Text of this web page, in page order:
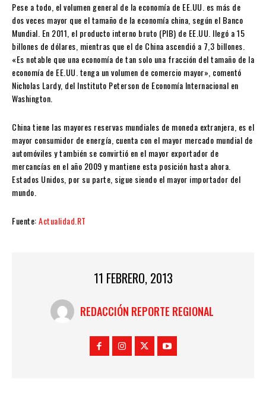
Pese a todo, el volumen general de la economía de EE.UU. es más de
dos veces mayor que el tamaño de la economía china, según el Banco
Mundial. En 2011, el producto interno bruto (PIB) de EE.UU. llegó a 15
billones de dólares, mientras que el de China ascendió a 7,3 billones.
«Es notable que una economía de tan solo una fracción del tamaño de la
economía de EE.UU. tenga un volumen de comercio mayor», comentó
Nicholas Lardy, del Instituto Peterson de Economía Internacional en
Washington.
China tiene las mayores reservas mundiales de moneda extranjera, es el
mayor consumidor de energía, cuenta con el mayor mercado mundial de
automóviles y también se convirtió en el mayor exportador de
mercancías en el año 2009 y mantiene esta posición hasta ahora.
Estados Unidos, por su parte, sigue siendo el mayor importador del
mundo.
Fuente:Actualidad.RT
11 FEBRERO, 2013
REDACCIÓN REPORTE REGIONAL